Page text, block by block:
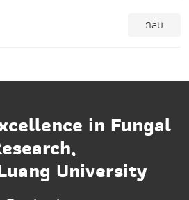
กลับ
in Fungal
University